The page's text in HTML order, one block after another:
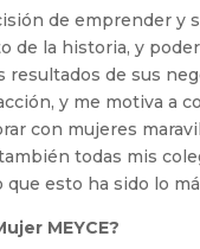
de emprender y
de la historia, y
de sus
y me motiva a
con mujeres
todas mis
que esto ha sido lo
MEYCE?